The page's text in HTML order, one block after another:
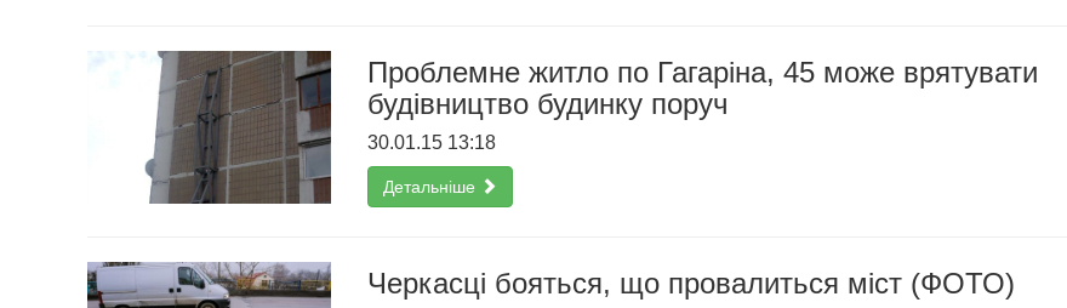
Проблемне житло по Гагаріна, 45 може врятувати
будівництво будинку поруч
30.01.15 13:18
Детальніше
Черкасці бояться, що провалиться міст (ФОТО)